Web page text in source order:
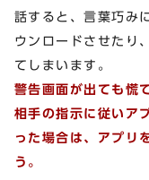
話すると、言葉巧み
ウンロードさせたり
てしまいます。
警告画面が出ても慌
相手の指示に従いア
った場合は、アプリ
う。